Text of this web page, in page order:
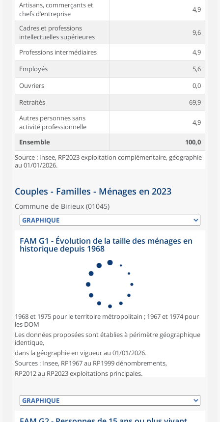
Artisans, commerçants et
chefs d’entreprise
4,9
Cadres et professions
intellectuelles supérieures
9,6
Professions intermédiaires
4,9
Employés
5,6
Ouvriers
0,0
Retraités
69,9
Autres personnes sans
activité professionnelle
4,9
Ensemble
100,0
Source : Insee, RP2023 exploitation complémentaire, géographie
au 01/01/2026.
Couples - Familles - Ménages en 2023
Commune de Birieux (01045)
FAM G1 - Évolution de la taille des ménages en
historique depuis 1968
1968 et 1975 pour le territoire métropolitain ; 1967 et 1974 pour
les DOM
Les données proposées sont établies à périmètre géographique
identique,
dans la géographie en vigueur au 01/01/2026.
Sources : Insee, RP1967 au RP1999 dénombrements,
RP2012 au RP2023 exploitations principales.